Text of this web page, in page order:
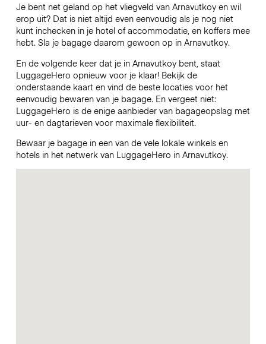
Je bent net geland op het vliegveld van Arnavutkoy en wil
erop uit? Dat is niet altijd even eenvoudig als je nog niet
kunt inchecken in je hotel of accommodatie, en koffers mee
hebt. Sla je bagage daarom gewoon op in Arnavutkoy.
En de volgende keer dat je in Arnavutkoy bent, staat
LuggageHero opnieuw voor je klaar! Bekijk de
onderstaande kaart en vind de beste locaties voor het
eenvoudig bewaren van je bagage. En vergeet niet:
LuggageHero is de enige aanbieder van bagageopslag met
uur- en dagtarieven voor maximale flexibiliteit.
Bewaar je bagage in een van de vele lokale winkels en
hotels in het netwerk van LuggageHero in Arnavutkoy.